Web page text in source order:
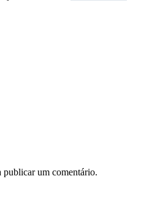
publicar um comentário.